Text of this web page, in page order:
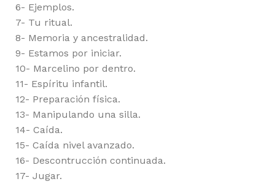
6- Ejemplos.
7- Tu ritual.
8- Memoria y ancestralidad.
9- Estamos por iniciar.
10- Marcelino por dentro.
11- Espíritu infantil.
12- Preparación física.
13- Manipulando una silla.
14- Caída.
15- Caída nivel avanzado.
16- Descontrucción continuada.
17- Jugar.